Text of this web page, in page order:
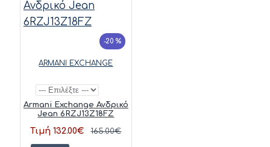
-20 %
ARMANI EXCHANGE
Armani Exchange Ανδρικό
Jean 6RZJ13Z18FZ
Τιμή 132.00€ 165.00€